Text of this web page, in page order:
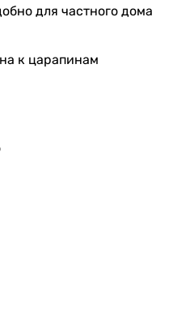
для частного дома
к царапинам